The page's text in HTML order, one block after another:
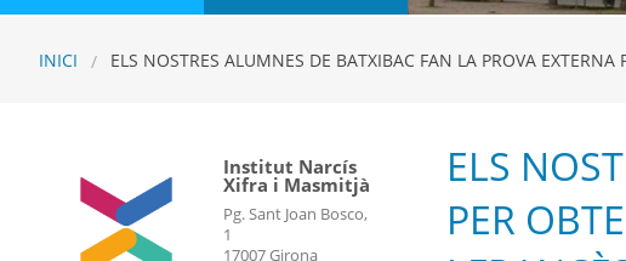
INICI ELS NOSTRES ALUMNES DE BATXIBAC FAN LA PROVA
ELS
PER
Institut Narcís
Xifra i Masmitjà
Pg. Sant Joan Bosco,
1
17007 Girona